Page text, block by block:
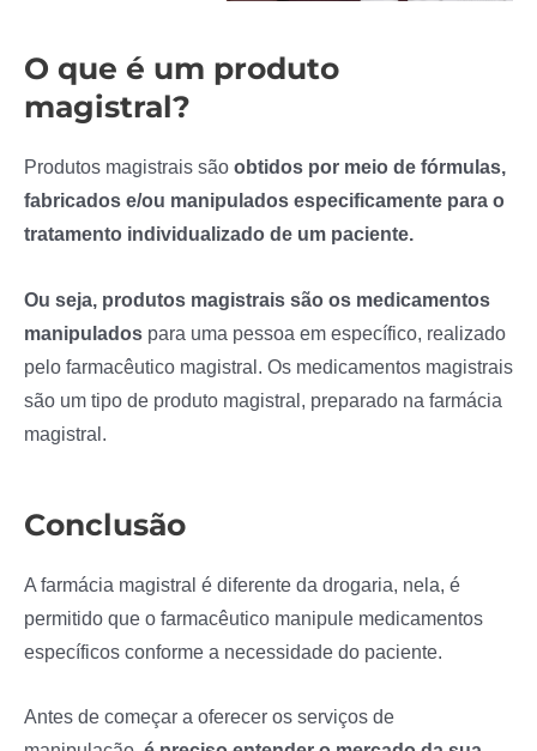
O que é um produto
magistral?
Produtos magistrais são obtidos por meio de fórmulas,
fabricados e/ou manipulados especificamente para o
tratamento individualizado de um paciente.
Ou seja, produtos magistrais são os medicamentos
manipulados para uma pessoa em específico, realizado
pelo farmacêutico magistral. Os medicamentos magistrais
são um tipo de produto magistral, preparado na farmácia
magistral.
Conclusão
A farmácia magistral é diferente da drogaria, nela, é
permitido que o farmacêutico manipule medicamentos
específicos conforme a necessidade do paciente.
Antes de começar a oferecer os serviços de